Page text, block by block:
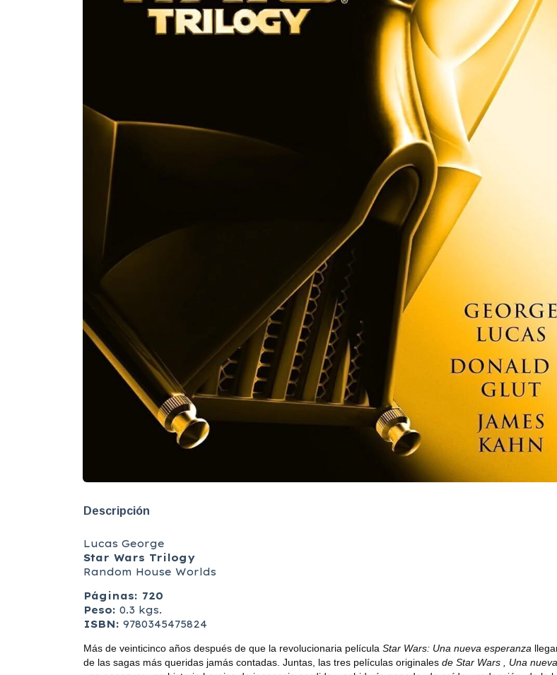
Descripción
Lucas George
Star Wars Trilogy
Random House Worlds
Páginas: 720
Peso: 0.3 kgs.
ISBN: 9780345475824
Más de veinticinco años después de que la revolucionaria película Star Wars: Una nueva esperanza
de las sagas más queridas jamás contadas. Juntas, las tres películas originales de Star Wars , Una